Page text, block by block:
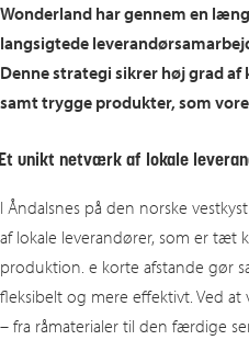
Wonderland har gennem en
langsigtede
Denne strategi sikrer høj grad
samt trygge produkter, som
unikt netværk af lokale
I Åndalsnes på den norske
af lokale leverandører, som er tæt
produktion. e korte afstande gør
fleksibelt og mere effektivt. Ved
– fra råmaterialer til den færdige